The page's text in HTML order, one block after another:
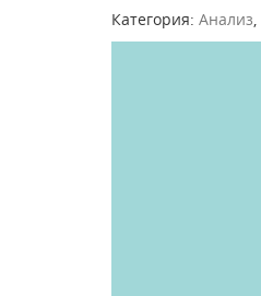
Категория: Анализ,